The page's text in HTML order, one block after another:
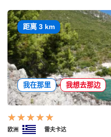
距离 3 km
我在那里 我想去那边
欧洲 雷夫卡达